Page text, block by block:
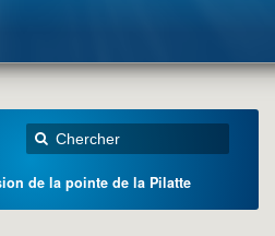
de la pointe de la Pilatte